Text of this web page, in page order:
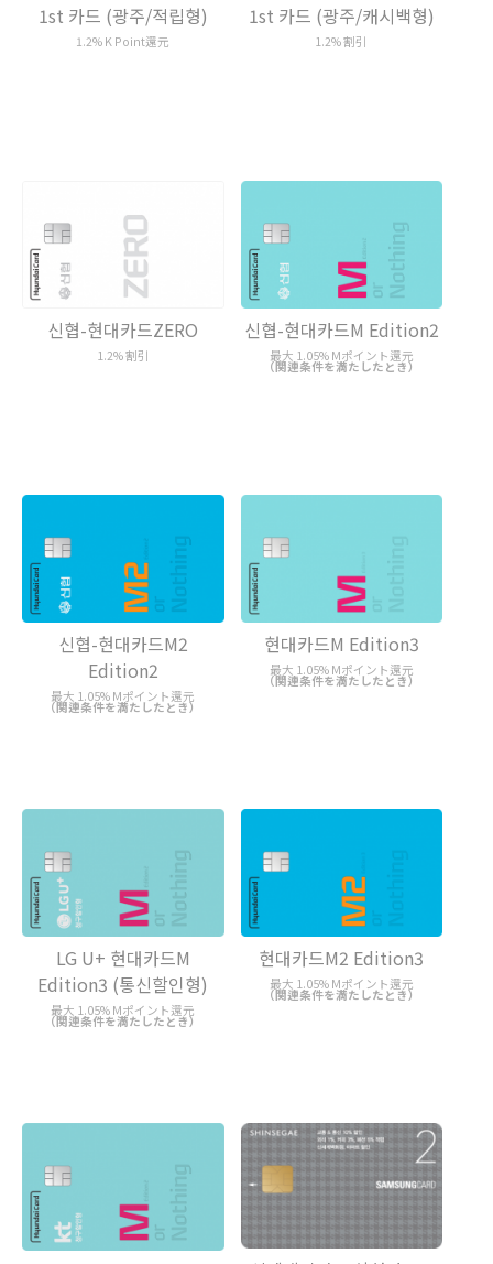
1st 카드 (광주/적립형)
1.2% K Point還元
1st 카드 (광주/캐시백형)
1.2% 割引
신협-현대카드ZERO
1.2% 割引
신협-현대카드M Edition2
最大 1.05% Mポイント還元
（関連条件を満たしたとき）
신협-현대카드M2
Edition2
最大 1.05% Mポイント還元
（関連条件を満たしたとき）
현대카드M Edition3
最大 1.05% Mポイント還元
（関連条件を満たしたとき）
LG U+ 현대카드M
Edition3 (통신할인형)
最大 1.05% Mポイント還元
（関連条件を満たしたとき）
현대카드M2 Edition3
最大 1.05% Mポイント還元
（関連条件を満たしたとき）